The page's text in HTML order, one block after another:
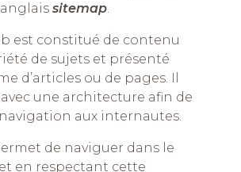
sitemap.
est constitué de contenu
de sujets et présenté
d’articles ou de pages. Il
avec une architecture afin de
aux internautes.
de naviguer dans le
en respectant cette